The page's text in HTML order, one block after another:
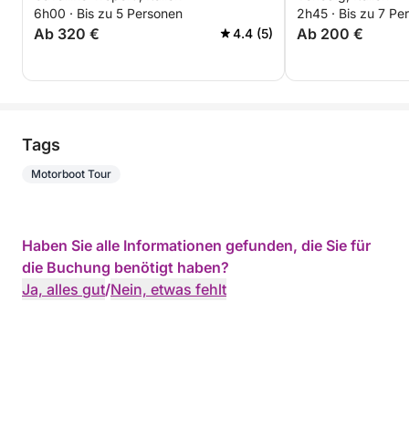
6h00 · Bis zu 5 Personen
Ab 320 € 4.4 (5)
Venedig vom
2h45 · Bis zu 7
Ab 200 €
Tags
Motorboot Tour
Haben Sie alle Informationen gefunden, die Sie für
die Buchung benötigt haben?
Ja, alles gut/Nein, etwas fehlt